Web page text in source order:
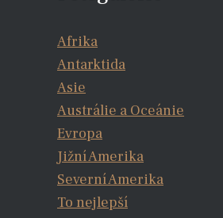
Afrika
Antarktida
Asie
Austrálie a Oceánie
Evropa
Jižní Amerika
Severní Amerika
To nejlepší